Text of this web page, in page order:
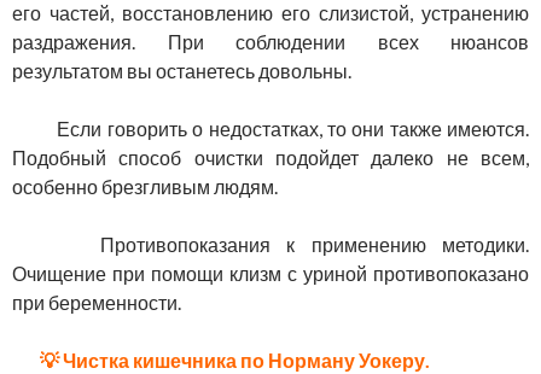
его частей, восстановлению его слизистой, устранению
раздражения. При соблюдении всех нюансов
результатом вы останетесь довольны.
Если говорить о недостатках, то они также имеются.
Подобный способ очистки подойдет далеко не всем,
особенно брезгливым людям.
Противопоказания к применению методики.
Очищение при помощи клизм с уриной противопоказано
при беременности.
💡 Чистка кишечника по Норману Уокеру.